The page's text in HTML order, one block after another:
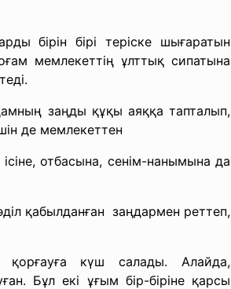
бірін бірі теріске шығаратын
мемлекеттің ұлттық сипатына
заңды құқы аяққа тапталып,
де мемлекеттен
отбасына, сенім-нанымына да
қабылданған заңдармен реттеп,
күш салады. Алайда,
Бұл екі ұғым бір-біріне қарсы